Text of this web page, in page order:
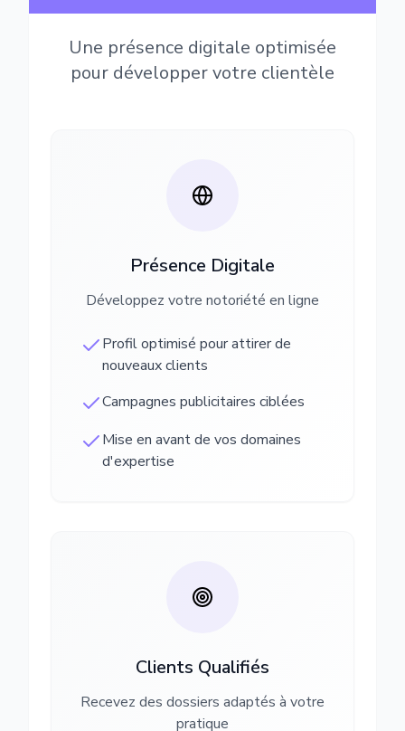
Une présence digitale optimisée
pour développer votre clientèle
Présence Digitale
Développez votre notoriété en ligne
Profil optimisé pour attirer de
nouveaux clients
Campagnes publicitaires ciblées
Mise en avant de vos domaines
d'expertise
Clients Qualifiés
Recevez des dossiers adaptés à votre
pratique